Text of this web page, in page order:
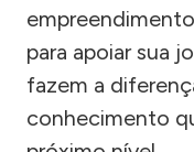
para apoiar sua
fazem a
conhecimento